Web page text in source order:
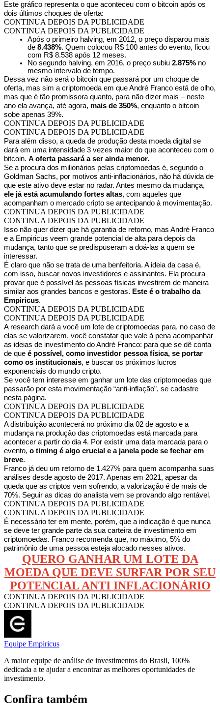
Este gráfico representa o que aconteceu com o bitcoin após os
dois últimos choques de oferta:
CONTINUA DEPOIS DA PUBLICIDADE
CONTINUA DEPOIS DA PUBLICIDADE
Após o primeiro halving, em 2012, o preço disparou mais
de 8.438%. Quem colocou R$ 100 antes do evento, ficou
com R$ 8.538 após 12 meses.
No segundo halving, em 2016, o preço subiu 2.875% no
mesmo intervalo de tempo.
Dessa vez não será o bitcoin que passará por um choque de
oferta, mas sim a criptomoeda em que André Franco está de olho,
mas que é tão promissora quanto, para não dizer mais – neste
ano ela avança, até agora, mais de 350%, enquanto o bitcoin
sobe apenas 39%.
CONTINUA DEPOIS DA PUBLICIDADE
CONTINUA DEPOIS DA PUBLICIDADE
Para além disso, a queda de produção desta moeda digital se
dará em uma intensidade 3 vezes maior do que aconteceu com o
bitcoin. A oferta passará a ser ainda menor.
Se a procura dos milionários pelas criptomoedas é, segundo o
Goldman Sachs, por motivos anti-inflacionários, não há dúvida de
que este ativo deve estar no radar. Antes mesmo da mudança,
ele já está acumulando fortes altas, com aqueles que
acompanham o mercado cripto se antecipando à movimentação.
CONTINUA DEPOIS DA PUBLICIDADE
CONTINUA DEPOIS DA PUBLICIDADE
Isso não quer dizer que há garantia de retorno, mas André Franco
e a Empiricus veem grande potencial de alta para depois da
mudança, tanto que se predispuseram a doá-las a quem se
interessar.
É claro que não se trata de uma benfeitoria. A ideia da casa é,
com isso, buscar novos investidores e assinantes. Ela procura
provar que é possível às pessoas físicas investirem de maneira
similar aos grandes bancos e gestoras. Este é o trabalho da
Empiricus.
CONTINUA DEPOIS DA PUBLICIDADE
CONTINUA DEPOIS DA PUBLICIDADE
A research dará a você um lote de criptomoedas para, no caso de
elas se valorizarem, você constatar que vale à pena acompanhar
as ideias de investimento do André Franco: para que se dê conta
de que é possível, como investidor pessoa física, se portar
como os institucionais, e buscar os próximos lucros
exponenciais do mundo cripto.
Se você tem interesse em ganhar um lote das criptomoedas que
passarão por esta movimentação “anti-inflação”, se cadastre
nesta página.
CONTINUA DEPOIS DA PUBLICIDADE
CONTINUA DEPOIS DA PUBLICIDADE
A distribuição acontecerá no próximo dia 02 de agosto e a
mudança na produção das criptomoedas está marcada para
acontecer a partir do dia 4. Por existir uma data marcada para o
evento, o timing é algo crucial e a janela pode se fechar em
breve.
Franco já deu um retorno de 1.427% para quem acompanha suas
análises desde agosto de 2017. Apenas em 2021, apesar da
queda que as criptos vem sofrendo, a valorização é de mais de
70%. Seguir as dicas do analista vem se provando algo rentável.
CONTINUA DEPOIS DA PUBLICIDADE
CONTINUA DEPOIS DA PUBLICIDADE
É necessário ter em mente, porém, que a indicação é que nunca
se deve ter grande parte da sua carteira de investimento em
criptomoedas. Franco recomenda que, no máximo, 5% do
patrimônio de uma pessoa esteja alocado nesses ativos.
QUERO GANHAR UM LOTE DA
MOEDA QUE DEVE SURFAR POR SEU
POTENCIAL ANTI INFLACIONÁRIO
CONTINUA DEPOIS DA PUBLICIDADE
CONTINUA DEPOIS DA PUBLICIDADE
Equipe Empiricus
A maior equipe de análise de investimentos do Brasil, 100%
dedicada a te ajudar a encontrar as melhores oportunidades de
investimento.
Confira também